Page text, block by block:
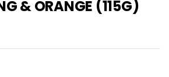
& ORANGE (115G)